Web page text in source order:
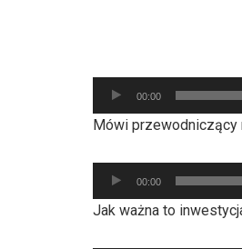
Odtwarzacz
plików
dźwiękowych
00:00
Mówi przewodniczący
Odtwarzacz
plików
dźwiękowych
00:00
Jak ważna to